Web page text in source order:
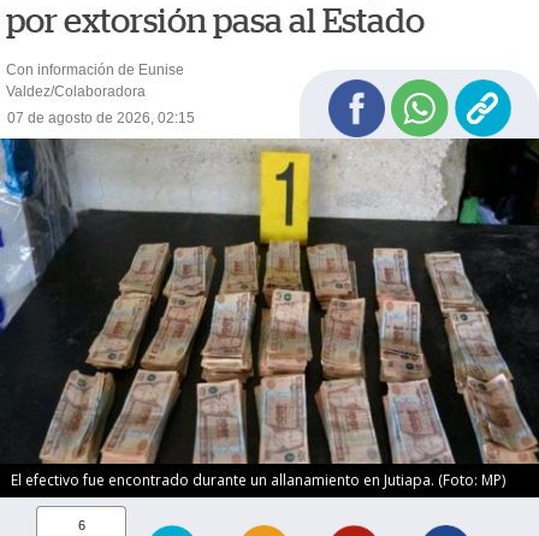
por extorsión pasa al Estado
Con información de Eunise
Valdez/Colaboradora
07 de agosto de 2026, 02:15
El efectivo fue encontrado durante un allanamiento en Jutiapa. (Foto: MP)
6